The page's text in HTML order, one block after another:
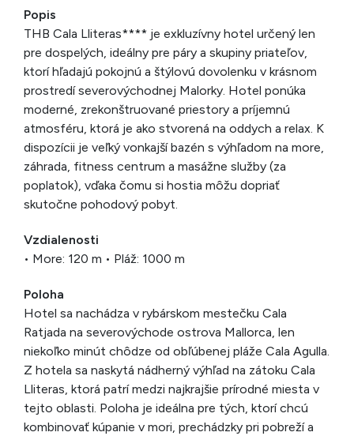
Popis
THB Cala Lliteras**** je exkluzívny hotel určený len
pre dospelých, ideálny pre páry a skupiny priateľov,
ktorí hľadajú pokojnú a štýlovú dovolenku v krásnom
prostredí severovýchodnej Malorky. Hotel ponúka
moderné, zrekonštruované priestory a príjemnú
atmosféru, ktorá je ako stvorená na oddych a relax. K
dispozícii je veľký vonkajší bazén s výhľadom na more,
záhrada, fitness centrum a masážne služby (za
poplatok), vďaka čomu si hostia môžu dopriať
skutočne pohodový pobyt.
Vzdialenosti
• More: 120 m • Pláž: 1000 m
Poloha
Hotel sa nachádza v rybárskom mestečku Cala
Ratjada na severovýchode ostrova Mallorca, len
niekoľko minút chôdze od obľúbenej pláže Cala Agulla.
Z hotela sa naskytá nádherný výhľad na zátoku Cala
Lliteras, ktorá patrí medzi najkrajšie prírodné miesta v
tejto oblasti. Poloha je ideálna pre tých, ktorí chcú
kombinovať kúpanie v mori, prechádzky pri pobreží a